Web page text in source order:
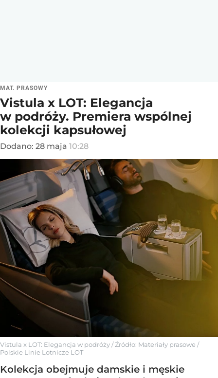
MAT. PRASOWY
Vistula x LOT: Elegancja
w podróży. Premiera wspólnej
kolekcji kapsułowej
Dodano: 28 maja 10:28
Vistula x LOT: Elegancja w podróży/ Źródło: Materiały prasowe /
Polskie Linie Lotnicze LOT
Kolekcja obejmuje damskie i męskie